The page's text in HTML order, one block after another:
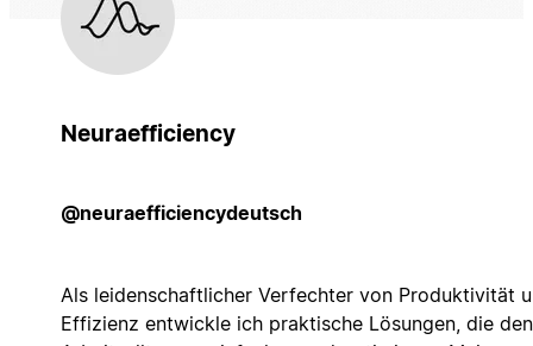
Neuraefficiency
@neuraefficiencydeutsch
Als leidenschaftlicher Verfechter von Produktivität
Effizienz entwickle ich praktische Lösungen, die den